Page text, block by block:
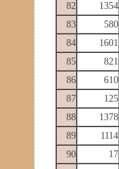
82
1354
83
580
84
1601
85
821
86
610
87
125
88
1378
89
1114
90
17